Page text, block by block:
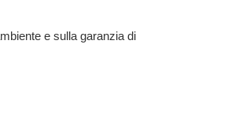
e sulla garanzia di